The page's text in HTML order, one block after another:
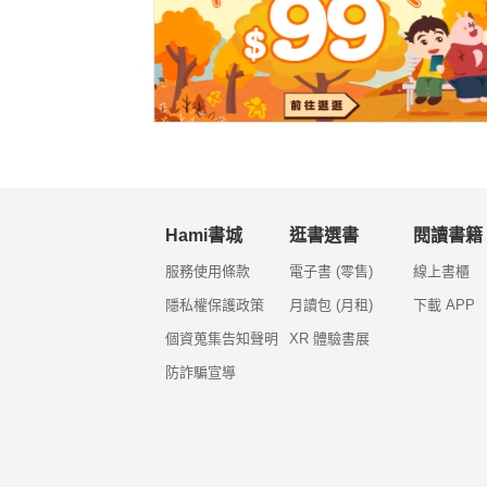
Hami書城
服務使用條款
隱私權保護政策
個資蒐集告知聲明
防詐騙宣導
逛書選書
電子書 (零售)
月讀包 (月租)
XR 體驗書展
閱讀書籍
線上書櫃
下載 APP